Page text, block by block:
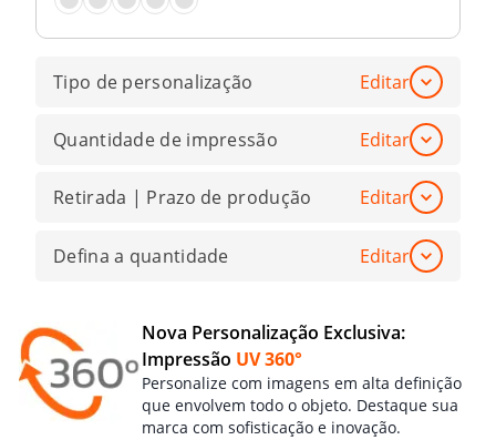
Tipo de personalização Editar
Quantidade de impressão Editar
Retirada | Prazo de produção Editar
Defina a quantidade Editar
Nova Personalização Exclusiva:
Impressão UV 360°
Personalize com imagens em alta definição
que envolvem todo o objeto. Destaque sua
marca com sofisticação e inovação.